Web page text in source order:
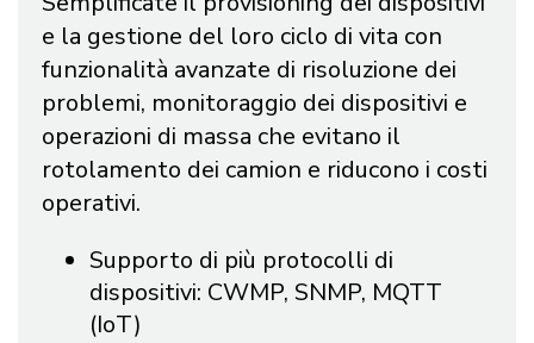
e la gestione del loro ciclo di vita con
funzionalità avanzate di risoluzione dei
problemi, monitoraggio dei dispositivi e
operazioni di massa che evitano il
rotolamento dei camion e riducono i costi
operativi.
Supporto di più protocolli di
dispositivi: CWMP, SNMP, MQTT
(IoT)